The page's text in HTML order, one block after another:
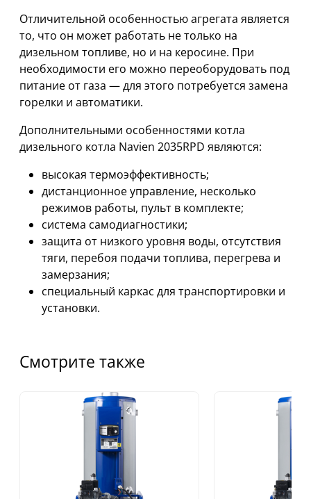
Отличительной особенностью агрегата является
то, что он может работать не только на
дизельном топливе, но и на керосине. При
необходимости его можно переоборудовать под
питание от газа — для этого потребуется замена
горелки и автоматики.
Дополнительными особенностями котла
дизельного котла Navien 2035RPD являются:
высокая термоэффективность;
дистанционное управление, несколько
режимов работы, пульт в комплекте;
система самодиагностики;
защита от низкого уровня воды, отсутствия
тяги, перебоя подачи топлива, перегрева и
замерзания;
специальный каркас для транспортировки и
установки.
Смотрите также